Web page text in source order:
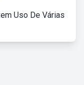
Uso De Várias